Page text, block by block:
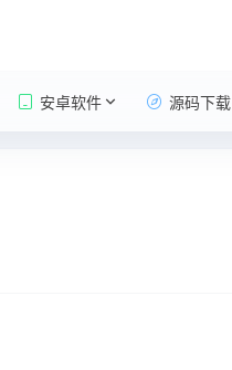
安卓软件 源码下载